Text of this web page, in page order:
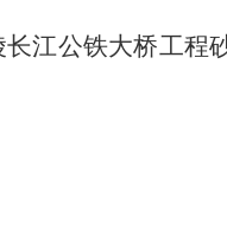
江公铁大桥工程